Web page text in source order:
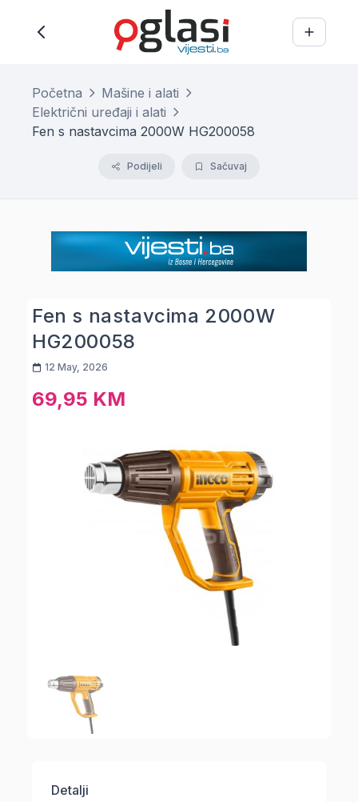
Početna
Mašine i alati
Električni uređaji i alati
Fen s nastavcima 2000W HG200058
Podijeli Sačuvaj
Fen s nastavcima 2000W
HG200058
12 May, 2026
69,95 KM
Detalji